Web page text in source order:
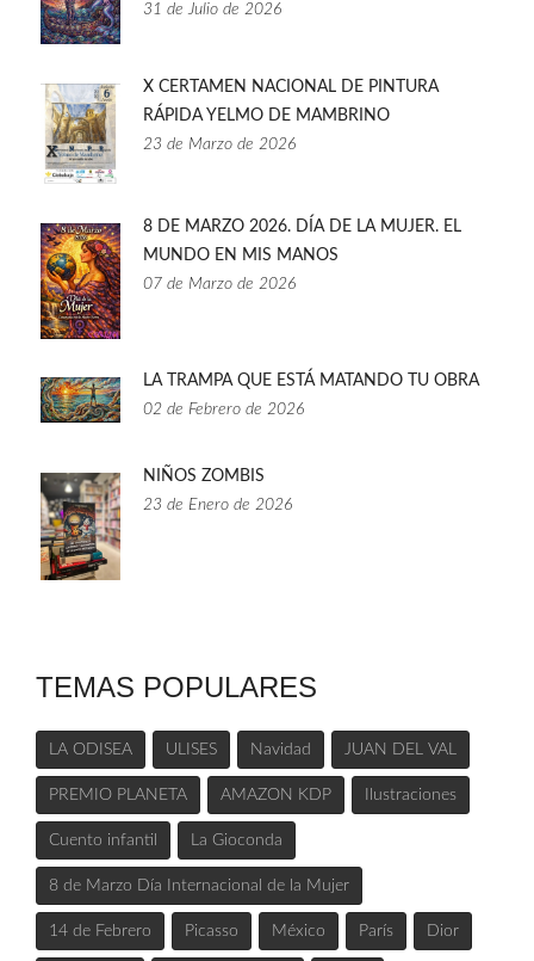
31 de Julio de 2026
X CERTAMEN NACIONAL DE PINTURA
RÁPIDA YELMO DE MAMBRINO
23 de Marzo de 2026
8 DE MARZO 2026. DÍA DE LA MUJER. EL
MUNDO EN MIS MANOS
07 de Marzo de 2026
LA TRAMPA QUE ESTÁ MATANDO TU OBRA
02 de Febrero de 2026
NIÑOS ZOMBIS
23 de Enero de 2026
TEMAS POPULARES
LA ODISEA ULISES Navidad JUAN DEL VAL
PREMIO PLANETA AMAZON KDP Ilustraciones
Cuento infantil La Gioconda
8 de Marzo Día Internacional de la Mujer
14 de Febrero Picasso México París Dior